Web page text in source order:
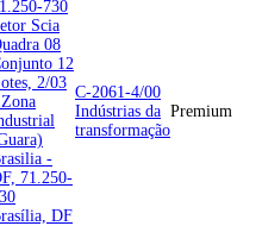
730
Scia
08
12
2/03
-
71.250-
DF
C-2061-4/00
Indústrias da
transformação
Premium